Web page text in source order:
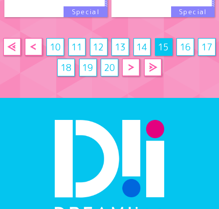
10 11 12 13 14 15 16
17
18
19 20